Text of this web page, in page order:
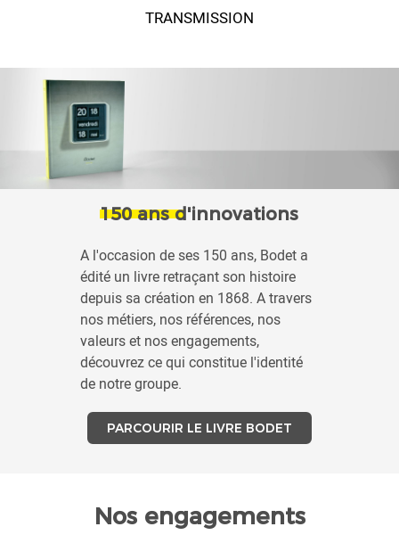
TRANSMISSION
150 ans d'innovations
A l'occasion de ses 150 ans, Bodet a
édité un livre retraçant son histoire
depuis sa création en 1868. A travers
nos métiers, nos références, nos
valeurs et nos engagements,
découvrez ce qui constitue l'identité
de notre groupe.
PARCOURIR LE LIVRE BODET
Nos engagements